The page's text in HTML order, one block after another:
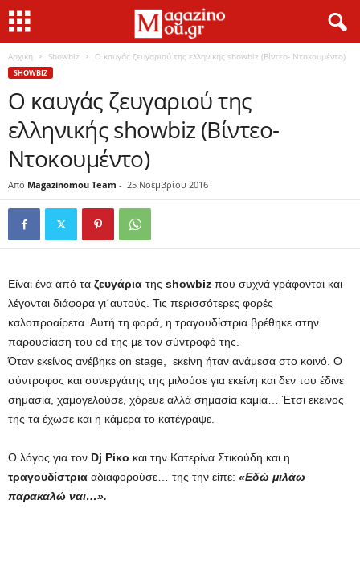
Αρχική Showbiz Ο καυγάς ζευγαριού της ελληνικής showbiz (Βίντεο- Ντοκουμέντο)
SHOWBIZ
Ο καυγάς ζευγαριού της
ελληνικής showbiz (Βίντεο-
Ντοκουμέντο)
Από Magazinomou Team - 25 Νοεμβρίου 2016
Είναι ένα από τα ζευγάρια της showbiz που συχνά γράφονται και
λέγονται διάφορα γι΄αυτούς. Τις περισσότερες φορές
καλοπροαίρετα. Αυτή τη φορά, η τραγουδίστρια βρέθηκε στην
παρουσίαση του cd της με τον σύντροφό της.
Όταν εκείνος ανέβηκε on stage, εκείνη ήταν ανάμεσα στο κοινό. Ο
σύντροφος και συνεργάτης της μιλούσε για εκείνη και δεν του έδινε
σημασία, χαμογελούσε, χόρευε αλλά σημασία καμία… Έτσι εκείνος
της τα έχωσε και η κάμερα το κατέγραψε.
Ο λόγος για τον Dj Ρίκο και την Κατερίνα Στικούδη και η
τραγουδίστρια αδιαφορούσε… της την είπε: «Εδώ μιλάω
παρακαλώ ναι…».